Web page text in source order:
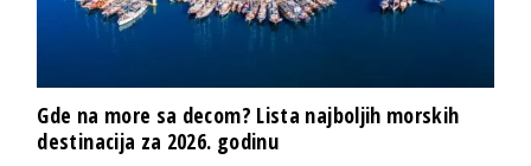
Gde na more sa decom? Lista najboljih morskih
destinacija za 2026. godinu